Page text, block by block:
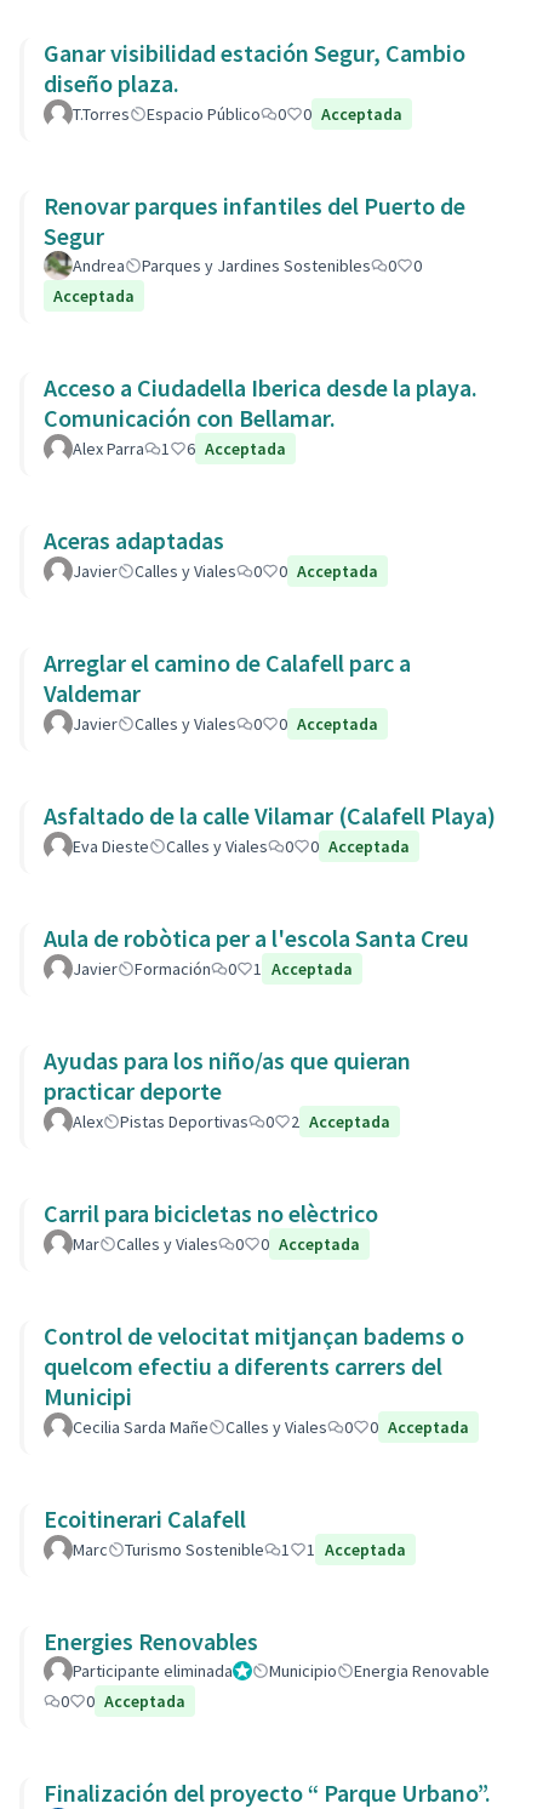
Ganar visibilidad estación Segur, Cambio
diseño plaza.
T.Torres Espacio Público 0 0 Acceptada
Renovar parques infantiles del Puerto de
Segur
Andrea Parques y Jardines Sostenibles 0
0
Acceptada
Acceso a Ciudadella Iberica desde la playa.
Comunicación con Bellamar.
Alex Parra 1 6 Acceptada
Aceras adaptadas
Javier Calles y Viales 0 0 Acceptada
Arreglar el camino de Calafell parc a
Valdemar
Javier Calles y Viales 0 0 Acceptada
Asfaltado de la calle Vilamar (Calafell Playa)
Eva Dieste Calles y Viales 0 0 Acceptada
Aula de robòtica per a l'escola Santa Creu
Javier Formación 0 1 Acceptada
Ayudas para los niño/as que quieran
practicar deporte
Alex Pistas Deportivas 0 2 Acceptada
Carril para bicicletas no elèctrico
Mar Calles y Viales 0 0 Acceptada
Control de velocitat mitjançan badems o
quelcom efectiu a diferents carrers del
Municipi
Cecilia Sarda Mañe Calles y Viales 0 0 Acceptada
Ecoitinerari Calafell
Marc Turismo Sostenible 1 1 Acceptada
Energies Renovables
Participante eliminadaAdministrador
Municipio
Energia Renovable
0
0 Acceptada
Finalización del proyecto “ Parque Urbano”.